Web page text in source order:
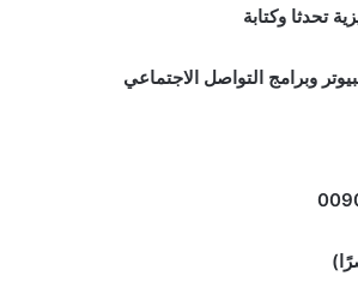
تحدثا وكتابة
وبرامج التواصل الاجتماعي